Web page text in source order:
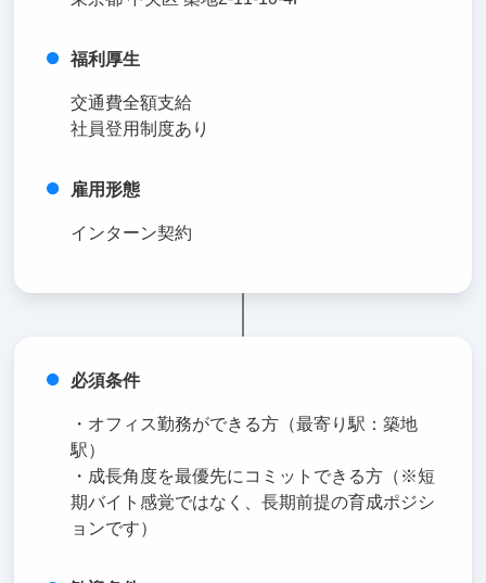
福利厚生
交通費全額支給
社員登用制度あり
雇用形態
インターン契約
必須条件
・オフィス勤務ができる方（最寄り駅：築地
駅）
・成長角度を最優先にコミットできる方（※短
期バイト感覚ではなく、長期前提の育成ポジシ
ョンです）